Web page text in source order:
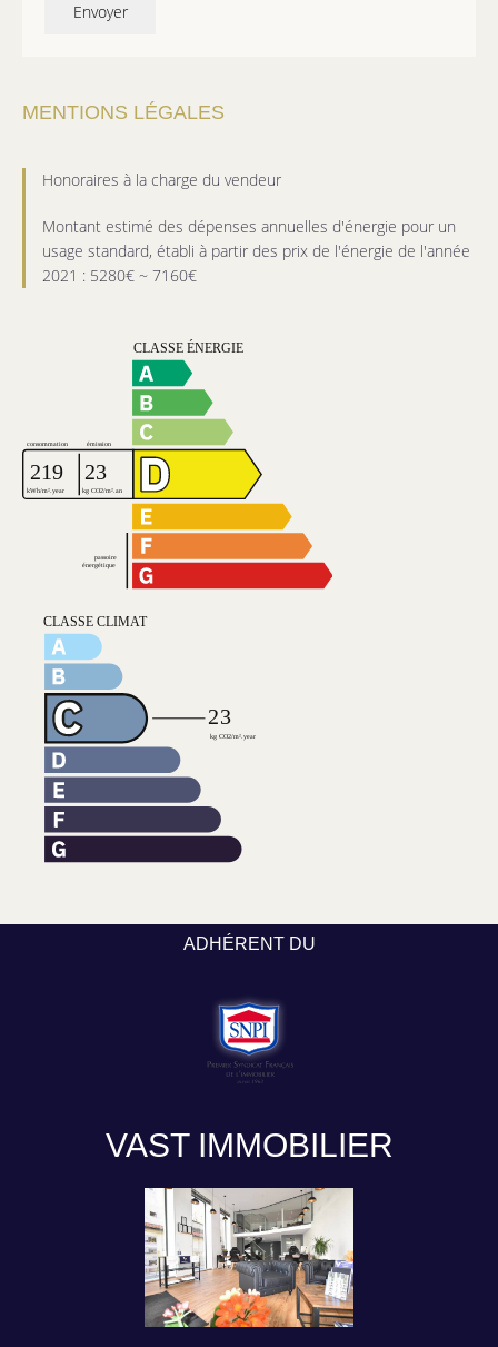
Envoyer
MENTIONS LÉGALES
Honoraires à la charge du vendeur
Montant estimé des dépenses annuelles d'énergie pour un
usage standard, établi à partir des prix de l'énergie de l'année
2021 : 5280€ ~ 7160€
ADHÉRENT DU
VAST IMMOBILIER